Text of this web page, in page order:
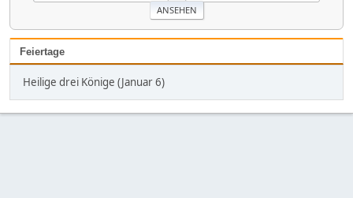
Feiertage
Heilige drei Könige (Januar 6)